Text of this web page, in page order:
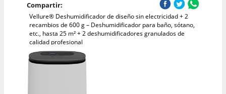
Compartir:
Vellure® Deshumidificador de diseño sin electricidad + 2
recambios de 600 g – Deshumidificador para baño, sótano,
etc., hasta 25 m² + 2 deshumidificadores granulados de
calidad profesional